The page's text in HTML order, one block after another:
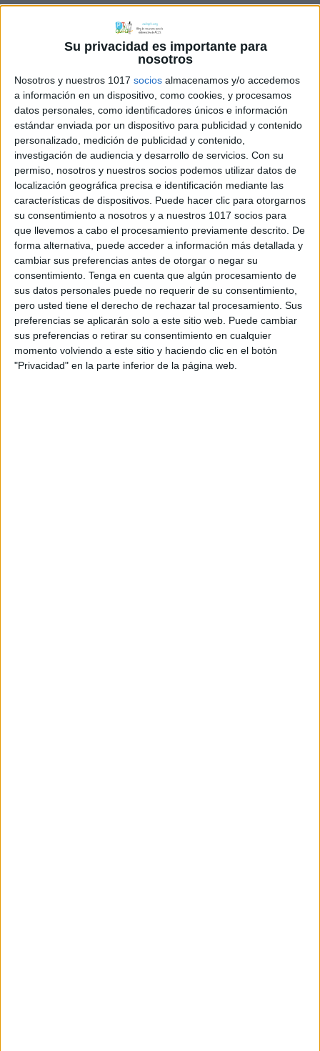
Su privacidad es importante para
nosotros
Nosotros y nuestros 1017 socios almacenamos y/o accedemos
a información en un dispositivo, como cookies, y procesamos
datos personales, como identificadores únicos e información
estándar enviada por un dispositivo para publicidad y contenido
personalizado, medición de publicidad y contenido,
investigación de audiencia y desarrollo de servicios. Con su
permiso, nosotros y nuestros socios podemos utilizar datos de
localización geográfica precisa e identificación mediante las
características de dispositivos. Puede hacer clic para otorgarnos
su consentimiento a nosotros y a nuestros 1017 socios para
que llevemos a cabo el procesamiento previamente descrito. De
forma alternativa, puede acceder a información más detallada y
cambiar sus preferencias antes de otorgar o negar su
consentimiento. Tenga en cuenta que algún procesamiento de
sus datos personales puede no requerir de su consentimiento,
pero usted tiene el derecho de rechazar tal procesamiento. Sus
preferencias se aplicarán solo a este sitio web. Puede cambiar
sus preferencias o retirar su consentimiento en cualquier
momento volviendo a este sitio y haciendo clic en el botón
"Privacidad" en la parte inferior de la página web.
Conceptos matemáticos en
infantil,Números
Trackbacks
COLECCIÓN DE RECURSOS PARA TRABAJAR
LOS NÚMEROS HASTA EL 10. dice:
10 noviembre, 2015 a las 3:37 pm
[…]
http://www.aulapt.org/2014/12/21/bingo-
navideno-numeros-hasta-el-10/[…]